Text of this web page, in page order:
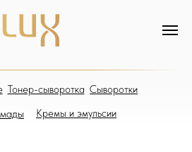
Кремы и эмульсии
Сыворотки
Тонер-сыворотка